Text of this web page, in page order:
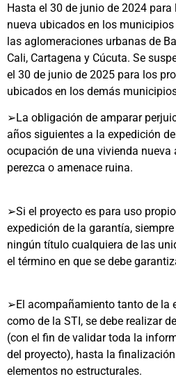
Hasta el 30 de junio de 2024
nueva ubicados en los
las aglomeraciones urbanas de
Cali, Cartagena y Cúcuta. Se
el 30 de junio de 2025 para los
ubicados en los demás
➢La obligación de amparar
años siguientes a la expedición
ocupación de una vivienda
perezca o amenace ruina.
➢Si el proyecto es para uso
expedición de la garantía,
ningún título cualquiera de las
el término en que se debe
➢El acompañamiento tanto de la
como de la STI, se debe realizar
(con el fin de validar toda la
del proyecto), hasta la
elementos no estructurales.